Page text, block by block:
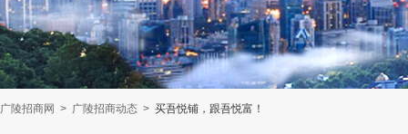
广陵招商网 > 广陵招商动态 > 买吾悦铺，跟吾悦富！